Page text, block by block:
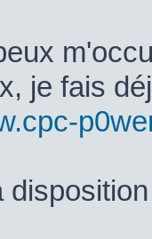
je fais
disposition